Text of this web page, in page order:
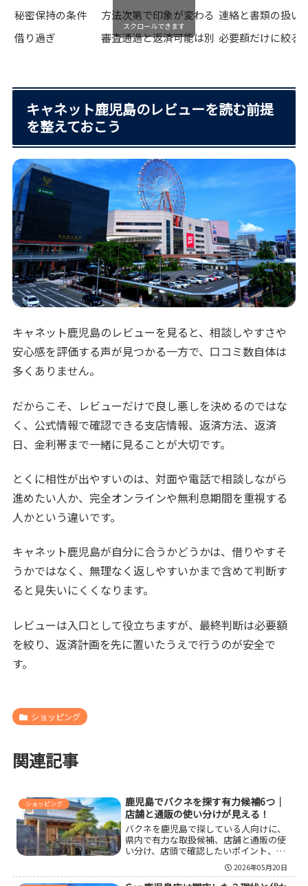
秘密保持の条件
方法次第で印象が変わる 連絡と書類の扱い
借り過ぎ
審査通過と返済可能は別 必要額だけに絞る
スクロールできます
キャネット鹿児島のレビューを読む前提
を整えておこう
キャネット鹿児島のレビューを見ると、相談しやすさや
安心感を評価する声が見つかる一方で、口コミ数自体は
多くありません。
だからこそ、レビューだけで良し悪しを決めるのではな
く、公式情報で確認できる支店情報、返済方法、返済
日、金利帯まで一緒に見ることが大切です。
とくに相性が出やすいのは、対面や電話で相談しながら
進めたい人か、完全オンラインや無利息期間を重視する
人かという違いです。
キャネット鹿児島が自分に合うかどうかは、借りやすそ
うかではなく、無理なく返しやすいかまで含めて判断す
ると見失いにくくなります。
レビューは入口として役立ちますが、最終判断は必要額
を絞り、返済計画を先に置いたうえで行うのが安全で
す。
ショッピング
関連記事
ショッピング
鹿児島でバクネを探す有力候補6つ｜
店舗と通販の使い分けが見える！
バクネを鹿児島で探している人向けに、
県内で有力な取扱候補、店舗と通販の使
い分け、店頭で確認したいポイント、購
入前の注意点を整理しました。鹿児島中
央駅周辺で見たい人、車移動で探したい
2026年05月20日